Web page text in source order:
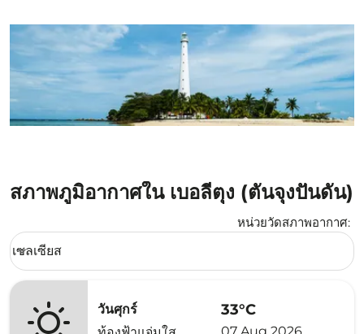
สภาพภูมิอากาศใน เบอลีตุง (ตันจุงปันดัน)
หน่วยวัดสภาพอากาศ:
Weather unit option เซลเซียส Selected
เซลเซียส
keyboard_arrow_down
วันศุกร์
33°C
07 Aug 2026